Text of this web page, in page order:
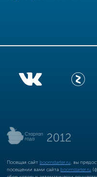
Посещая сайт boomstarter.ru , вы
посещении вами сайта boomstarter.ru